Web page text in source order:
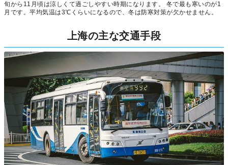
旬から11月頃は涼しくて過ごしやすい時期になります。 冬で最も寒いのが1
月です。平均気温は3℃くらいになるので、冬は防寒対策が欠かせません。
上海の主な交通手段